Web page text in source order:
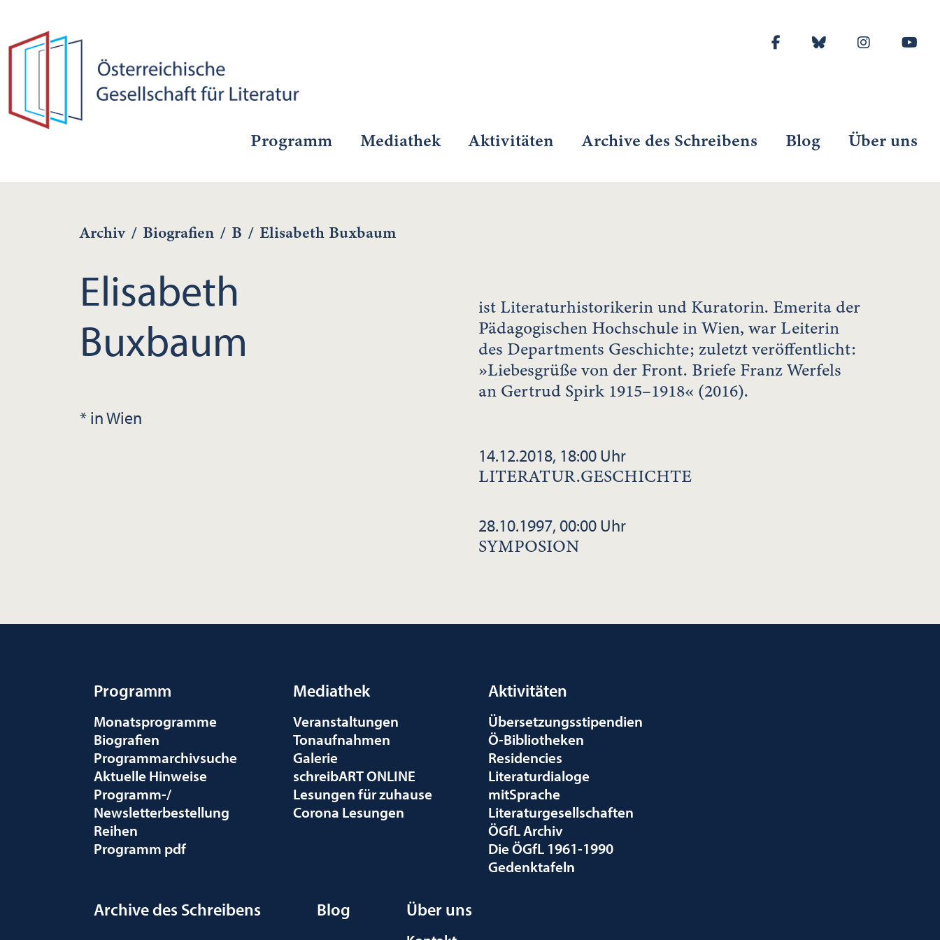
Programm Mediathek Aktivitäten Archive des Schreibens Blog Über uns
Archiv / Biografien / B / Elisabeth Buxbaum
Elisabeth
Buxbaum
* in Wien
ist Literaturhistorikerin und Kuratorin. Emerita der
Pädagogischen Hochschule in Wien, war Leiterin
des Departments Geschichte; zuletzt veröffentlicht:
»Liebesgrüße von der Front. Briefe Franz Werfels
an Gertrud Spirk 1915–1918« (2016).
14.12.2018, 18:00 Uhr
LITERATUR.GESCHICHTE
28.10.1997, 00:00 Uhr
SYMPOSION
Programm
Monatsprogramme
Biografien
Programmarchivsuche
Aktuelle Hinweise
Programm-/
Newsletterbestellung
Reihen
Programm pdf
Mediathek
Veranstaltungen
Tonaufnahmen
Galerie
schreibART ONLINE
Lesungen für zuhause
Corona Lesungen
Aktivitäten
Übersetzungsstipendien
Ö-Bibliotheken
Residencies
Literaturdialoge
mitSprache
Literaturgesellschaften
ÖGfL Archiv
Die ÖGfL 1961-1990
Gedenktafeln
Archive des Schreibens Blog Über uns